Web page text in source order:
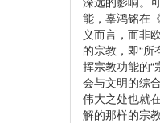
能，辜鸿铭在
义而言，而非
的宗教，即“
挥宗教功能的“
会与文明的综
伟大之处也就
解的那样的宗